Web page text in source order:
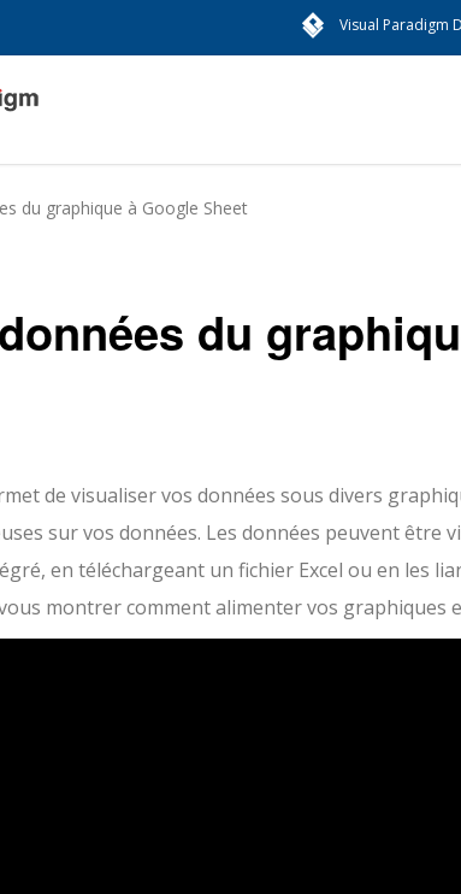
Visual Paradigm
du graphique à Google Sheet
du
de visualiser vos données sous divers
sur vos données. Les données peuvent être
en téléchargeant un fichier Excel ou en les
montrer comment alimenter vos graphiques